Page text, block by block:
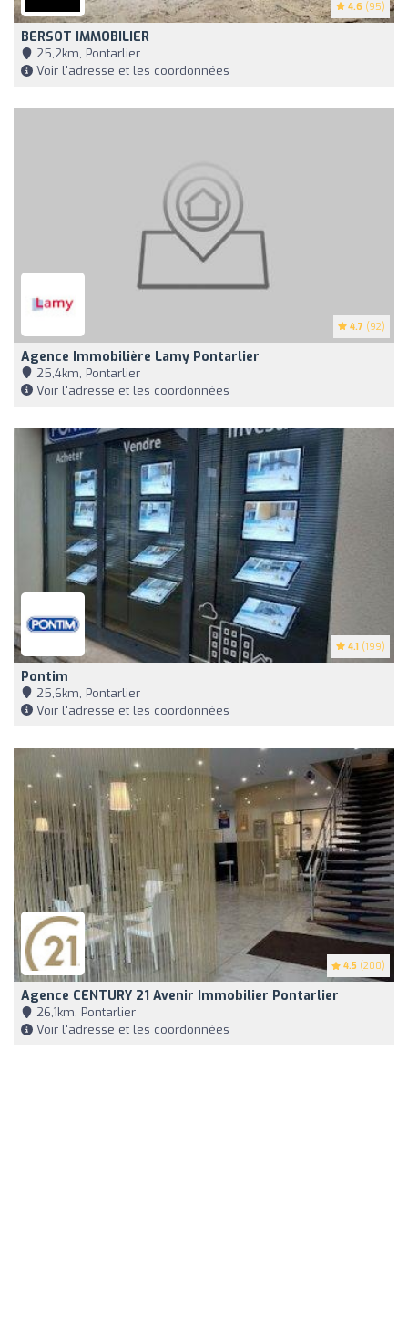
4.6 (95)
BERSOT IMMOBILIER
25,2km, Pontarlier
Voir l'adresse et les coordonnées
4.7 (92)
Agence Immobilière Lamy Pontarlier
25,4km, Pontarlier
Voir l'adresse et les coordonnées
4.1 (199)
Pontim
25,6km, Pontarlier
Voir l'adresse et les coordonnées
4.5 (200)
Agence CENTURY 21 Avenir Immobilier Pontarlier
26,1km, Pontarlier
Voir l'adresse et les coordonnées